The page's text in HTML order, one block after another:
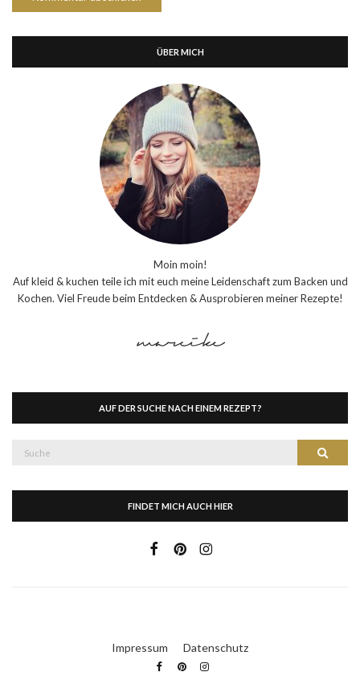
ÜBER MICH
Moin moin!
Auf kleid & kuchen teile ich mit euch meine Leidenschaft zum Backen und
Kochen. Viel Freude beim Entdecken & Ausprobieren meiner Rezepte!
AUF DER SUCHE NACH EINEM REZEPT?
Suche
FINDET MICH AUCH HIER
Impressum Datenschutz